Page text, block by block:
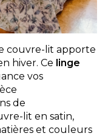
couvre-lit apporte
hiver. Ce linge
vos
de
lit en satin,
et couleurs